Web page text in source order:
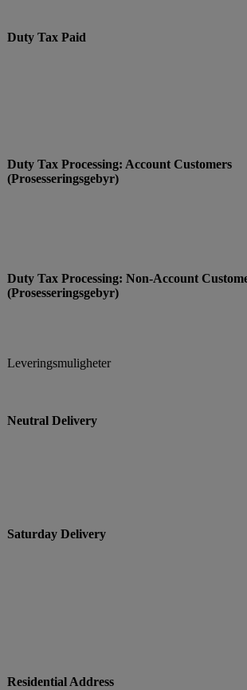
Duty Tax Paid
Duty Tax Processing: Account Customers
(Prosesseringsgebyr)
Duty Tax Processing: Non-Account
(Prosesseringsgebyr)
Leveringsmuligheter
Neutral Delivery
Saturday Delivery
Residential Address